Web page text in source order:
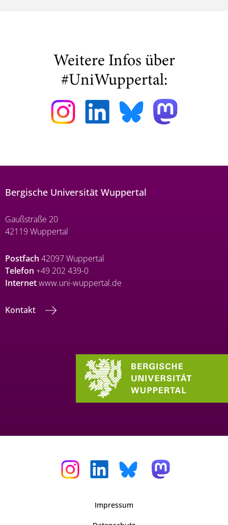
Weitere Infos über
#UniWuppertal:
Bergische Universität Wuppertal
Gaußstraße 20
42119 Wuppertal
Postfach 42097 Wuppertal
Telefon +49 202 439-0
Internetwww.uni-wuppertal.de
Kontakt
Impressum